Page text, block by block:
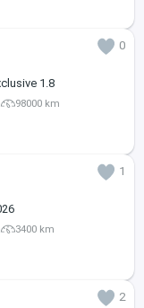
0
1.8
98000 km
1
3400 km
2